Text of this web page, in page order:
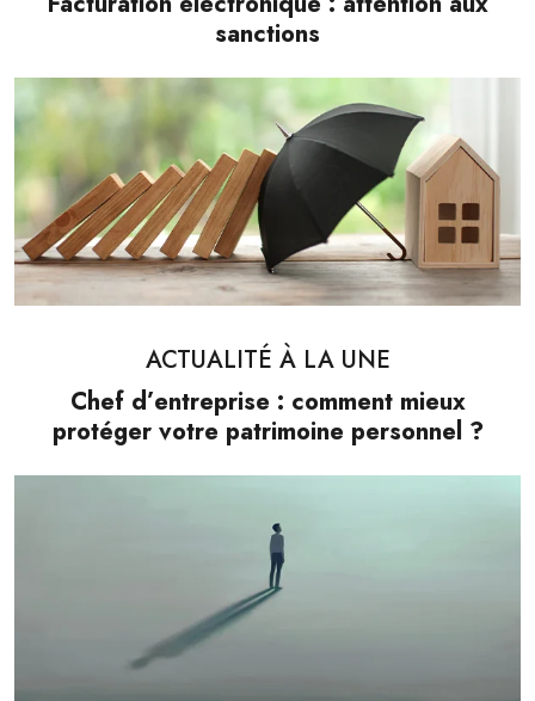
sanctions
ACTUALITÉ À LA UNE
Chef d’entreprise : comment mieux
protéger votre patrimoine personnel ?